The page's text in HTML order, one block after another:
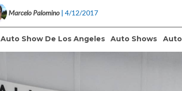
Marcelo Palomino | 4/12/2017
Auto Show De Los Angeles Auto Shows